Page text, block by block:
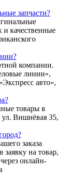
запчасти?
и качественные
компании.
линии»,
авто»,
товары в
ул. Вишнёвая 35,
заказа
на товар,
онлайн-